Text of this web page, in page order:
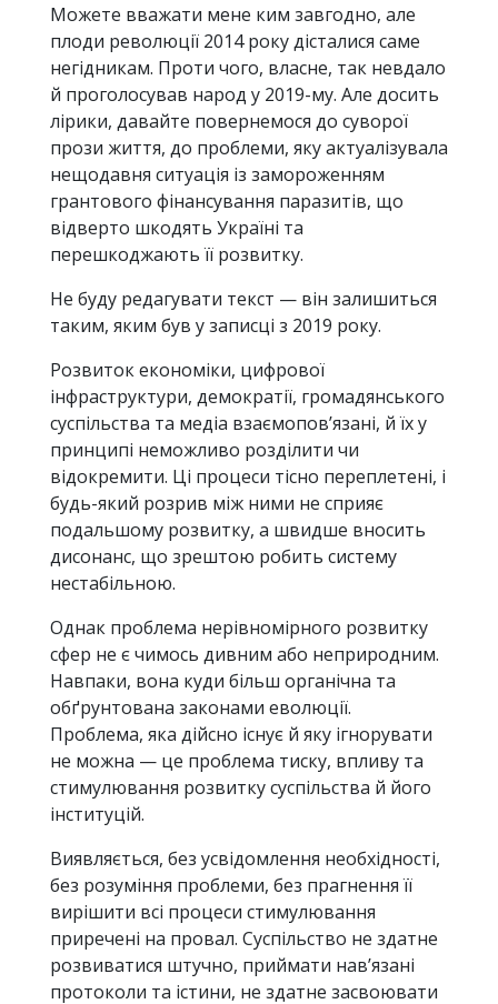
Можете вважати мене ким завгодно, але
плоди революції 2014 року дісталися саме
негідникам. Проти чого, власне, так невдало
й проголосував народ у 2019-му. Але досить
лірики, давайте повернемося до суворої
прози життя, до проблеми, яку актуалізувала
нещодавня ситуація із замороженням
грантового фінансування паразитів, що
відверто шкодять Україні та
перешкоджають її розвитку.
Не буду редагувати текст — він залишиться
таким, яким був у записці з 2019 року.
Розвиток економіки, цифрової
інфраструктури, демократії, громадянського
суспільства та медіа взаємопов’язані, й їх у
принципі неможливо розділити чи
відокремити. Ці процеси тісно переплетені, і
будь-який розрив між ними не сприяє
подальшому розвитку, а швидше вносить
дисонанс, що зрештою робить систему
нестабільною.
Однак проблема нерівномірного розвитку
сфер не є чимось дивним або неприродним.
Навпаки, вона куди більш органічна та
обґрунтована законами еволюції.
Проблема, яка дійсно існує й яку ігнорувати
не можна — це проблема тиску, впливу та
стимулювання розвитку суспільства й його
інституцій.
Виявляється, без усвідомлення необхідності,
без розуміння проблеми, без прагнення її
вирішити всі процеси стимулювання
приречені на провал. Суспільство не здатне
розвиватися штучно, приймати нав’язані
протоколи та істини, не здатне засвоювати